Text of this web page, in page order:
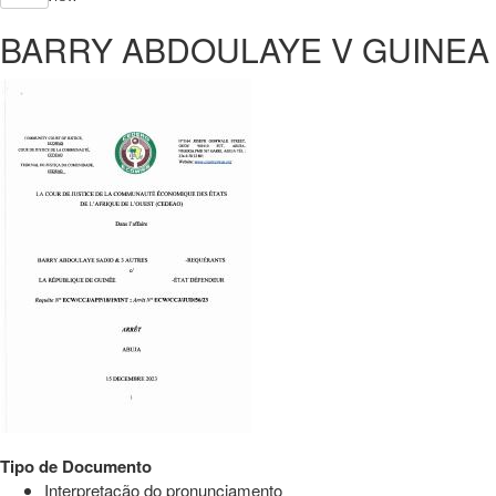
BARRY ABDOULAYE V
Tipo de Documento
Interpretação do pronunciamento